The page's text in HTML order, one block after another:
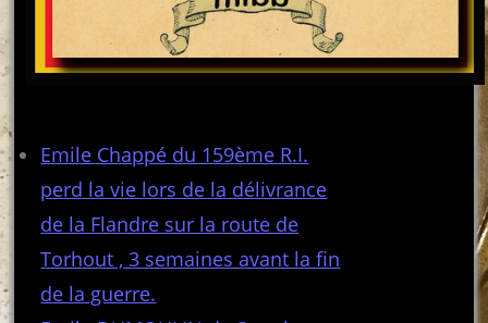
Emile Chappé du 159ème R.I.
perd la vie lors de la délivrance
de la Flandre sur la route de
Torhout , 3 semaines avant la fin
de la guerre.